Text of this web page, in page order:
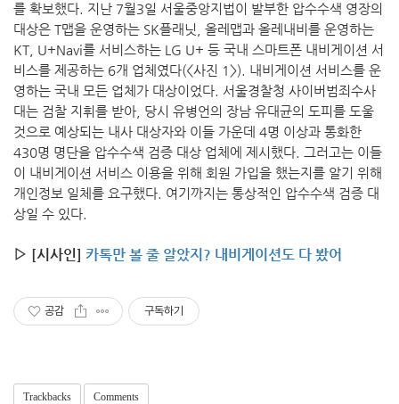
를 확보했다. 지난 7월3일 서울중앙지법이 발부한 압수수색 영장의
대상은 T맵을 운영하는 SK플래닛, 올레맵과 올레내비를 운영하는
KT, U+Navi를 서비스하는 LG U+ 등 국내 스마트폰 내비게이션 서
비스를 제공하는 6개 업체였다(<사진 1>). 내비게이션 서비스를 운
영하는 국내 모든 업체가 대상이었다. 서울경찰청 사이버범죄수사
대는 검찰 지휘를 받아, 당시 유병언의 장남 유대균의 도피를 도울
것으로 예상되는 내사 대상자와 이들 가운데 4명 이상과 통화한
430명 명단을 압수수색 검증 대상 업체에 제시했다. 그러고는 이들
이 내비게이션 서비스 이용을 위해 회원 가입을 했는지를 알기 위해
개인정보 일체를 요구했다. 여기까지는 통상적인 압수수색 검증 대
상일 수 있다.
▷ [시사인] 카톡만 볼 줄 알았지? 내비게이션도 다 봤어
공감 구독하기
Trackbacks Comments